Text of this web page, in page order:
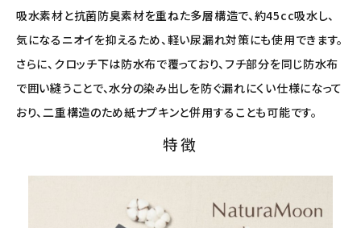
吸水素材と抗菌防臭素材を重ねた多層構造で、約45cc吸水し、
気になるニオイを抑えるため、軽い尿漏れ対策にも使用できます。
さらに、クロッチ下は防水布で覆っており、フチ部分を同じ防水布
で囲い縫うことで、水分の染み出しを防ぐ漏れにくい仕様になって
おり、二重構造のため紙ナプキンと併用することも可能です。
特徴